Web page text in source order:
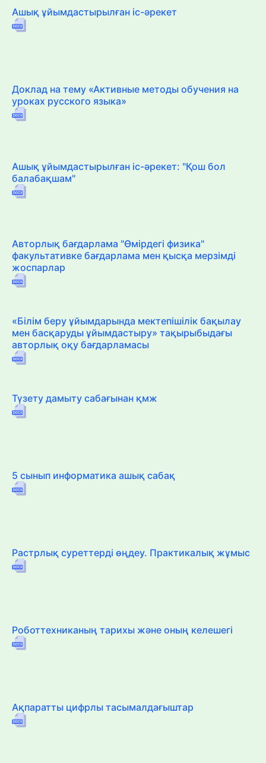
Ашық ұйымдастырылған іс-әрекет
Доклад на тему «Активные методы обучения на
уроках русского языка»
Ашық ұйымдастырылған іс-әрекет: "Қош бол
балабақшам"
Авторлық бағдарлама "Өмірдегі физика"
факультативке бағдарлама мен қысқа мерзімді
жоспарлар
«Білім беру ұйымдарында мектепішілік бақылау
мен басқаруды ұйымдастыру» тақырыбыдағы
авторлық оқу бағдарламасы
Түзету дамыту сабағынан қмж
5 сынып информатика ашық сабақ
Растрлық суреттерді өңдеу. Практикалық жұмыс
Роботтехниканың тарихы және оның келешегі
Ақпаратты цифрлы тасымалдағыштар